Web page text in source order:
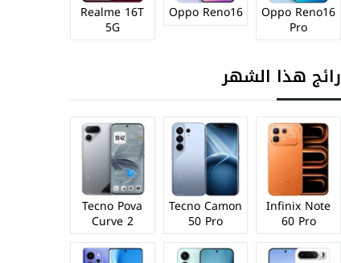
Oppo Reno16
Pro
Oppo Reno16
Realme 16T
5G
رائج هذا الشهر
Infinix Note
60 Pro
Tecno Camon
50 Pro
Tecno Pova
Curve 2